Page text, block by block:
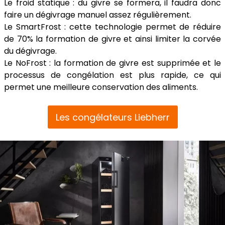
Le froid statique : du givre se formera, il faudra donc
faire un dégivrage manuel assez régulièrement.
Le SmartFrost : cette technologie permet de réduire
de 70% la formation de givre et ainsi limiter la corvée
du dégivrage.
Le NoFrost : la formation de givre est supprimée et le
processus de congélation est plus rapide, ce qui
permet une meilleure conservation des aliments.
Les congélateurs Liebherr